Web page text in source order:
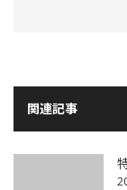
関連記事